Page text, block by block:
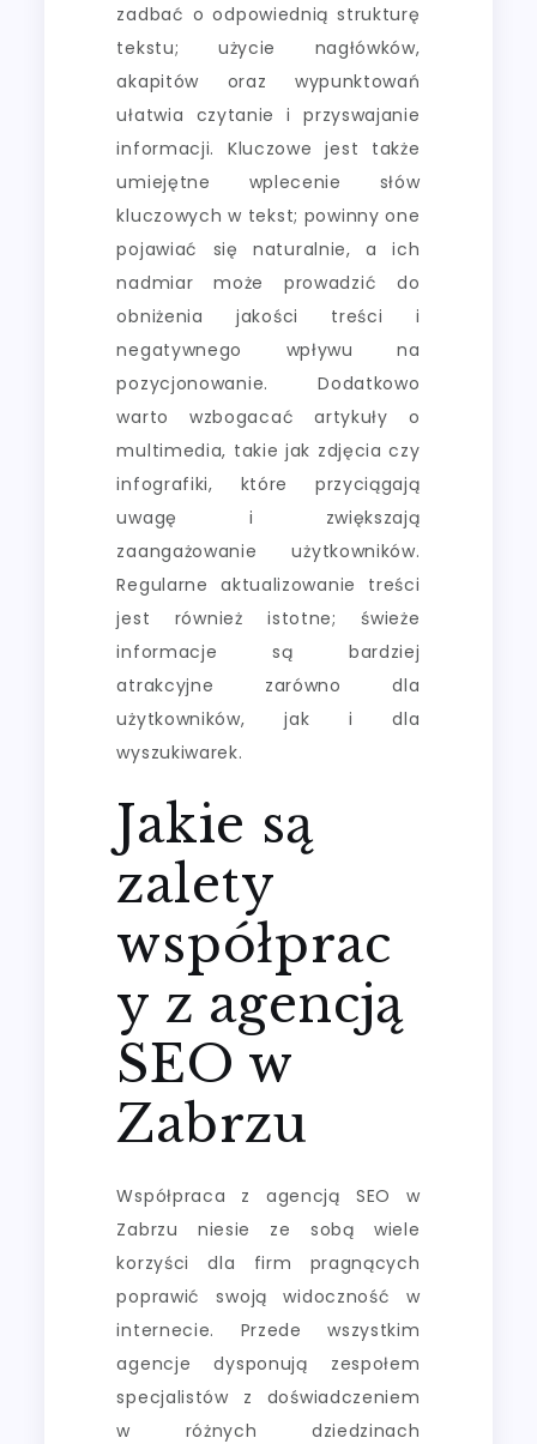
zadbać o odpowiednią strukturę
tekstu; użycie nagłówków,
akapitów oraz wypunktowań
ułatwia czytanie i przyswajanie
informacji. Kluczowe jest także
umiejętne wplecenie słów
kluczowych w tekst; powinny one
pojawiać się naturalnie, a ich
nadmiar może prowadzić do
obniżenia jakości treści i
negatywnego wpływu na
pozycjonowanie. Dodatkowo
warto wzbogacać artykuły o
multimedia, takie jak zdjęcia czy
infografiki, które przyciągają
uwagę i zwiększają
zaangażowanie użytkowników.
Regularne aktualizowanie treści
jest również istotne; świeże
informacje są bardziej
atrakcyjne zarówno dla
użytkowników, jak i dla
wyszukiwarek.
Jakie są
zalety
współprac
y z agencją
SEO w
Zabrzu
Współpraca z agencją SEO w
Zabrzu niesie ze sobą wiele
korzyści dla firm pragnących
poprawić swoją widoczność w
internecie. Przede wszystkim
agencje dysponują zespołem
specjalistów z doświadczeniem
w różnych dziedzinach